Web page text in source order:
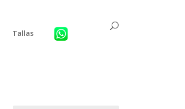
Tallas